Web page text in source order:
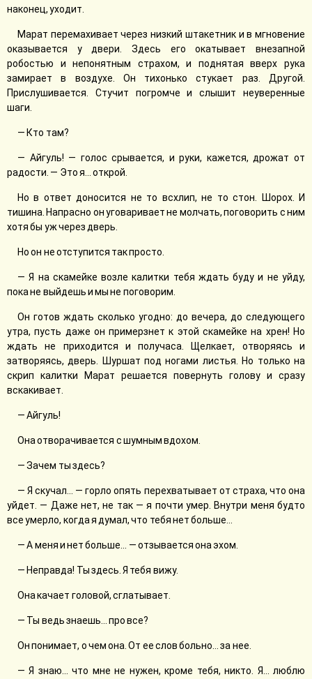
наконец, уходит.
Марат перемахивает через низкий штакетник и в мгновение
оказывается у двери. Здесь его окатывает внезапной
робостью и непонятным страхом, и поднятая вверх рука
замирает в воздухе. Он тихонько стукает раз. Другой.
Прислушивается. Стучит погромче и слышит неуверенные
шаги.
— Кто там?
— Айгуль! — голос срывается, и руки, кажется, дрожат от
радости. — Это я... открой.
Но в ответ доносится не то всхлип, не то стон. Шорох. И
тишина. Напрасно он уговаривает не молчать, поговорить с ним
хотя бы уж через дверь.
Но он не отступится так просто.
— Я на скамейке возле калитки тебя ждать буду и не уйду,
пока не выйдешь и мы не поговорим.
Он готов ждать сколько угодно: до вечера, до следующего
утра, пусть даже он примерзнет к этой скамейке на хрен! Но
ждать не приходится и получаса. Щелкает, отворяясь и
затворяясь, дверь. Шуршат под ногами листья. Но только на
скрип калитки Марат решается повернуть голову и сразу
вскакивает.
— Айгуль!
Она отворачивается с шумным вдохом.
— Зачем ты здесь?
— Я скучал... — горло опять перехватывает от страха, что она
уйдет. — Даже нет, не так — я почти умер. Внутри меня будто
все умерло, когда я думал, что тебя нет больше...
— А меня и нет больше... — отзывается она эхом.
— Неправда! Ты здесь. Я тебя вижу.
Она качает головой, сглатывает.
— Ты ведь знаешь... про все?
Он понимает, о чем она. От ее слов больно... за нее.
— Я знаю... что мне не нужен, кроме тебя, никто. Я... люблю